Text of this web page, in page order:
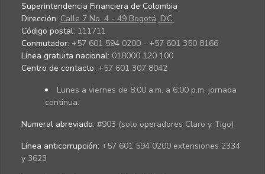
Superintendencia Financiera de Colombia
Dirección: Calle 7 No. 4 - 49 Bogotá, D.C.
Código postal: 111711
Conmutador: +57 601 594 0200 - +57 601 350 8166
Línea gratuita nacional: 018000 120 100
Centro de contacto: +57 601 307 8042
Lunes a viernes de 8:00 a.m. a 6:00 p.m. jornada
continua.
Numeral abreviado: #903 (solo operadores Claro y Tigo)
Línea anticorrupción: +57 601 594 0200 extensiones 2334
y 3623